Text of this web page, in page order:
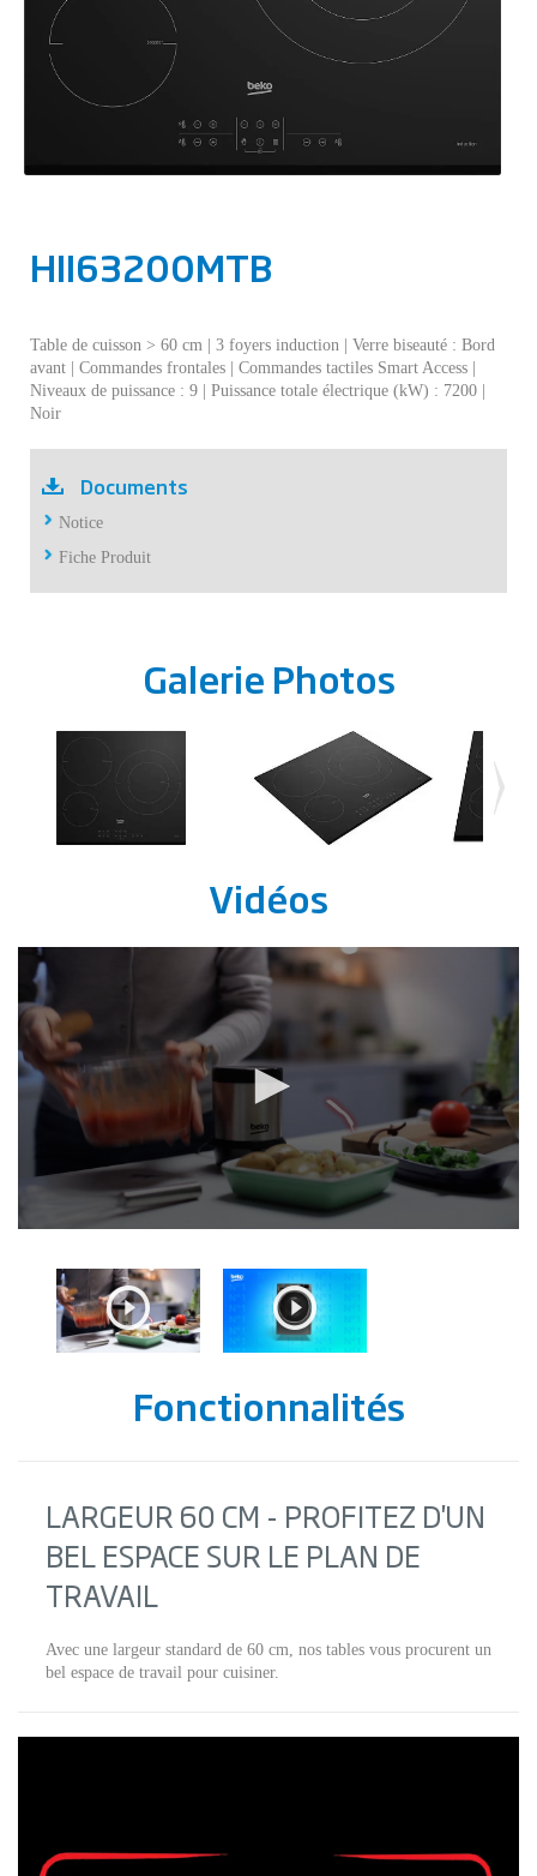
HII63200MTB
Table de cuisson > 60 cm | 3 foyers induction | Verre biseauté : Bord
avant | Commandes frontales | Commandes tactiles Smart Access |
Niveaux de puissance : 9 | Puissance totale électrique (kW) : 7200 |
Noir
Documents
Notice
Fiche Produit
Galerie Photos
Vidéos
Fonctionnalités
LARGEUR 60 CM - PROFITEZ D'UN
BEL ESPACE SUR LE PLAN DE
TRAVAIL
Avec une largeur standard de 60 cm, nos tables vous procurent un
bel espace de travail pour cuisiner.